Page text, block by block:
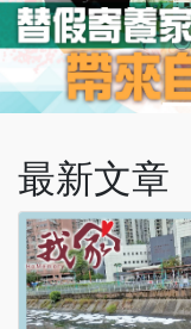
最新文章